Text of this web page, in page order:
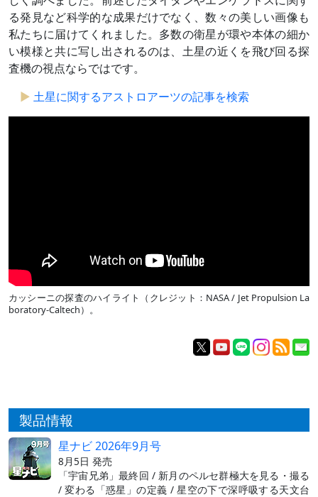
る発見など科学的な成果だけでなく、数々の美しい画像も
私たちに届けてくれました。多数の衛星が環や本体の細か
い模様と共に写し出されるのは、土星の近くを飛び回る探
査機の視点ならではです。
土星に関するアストロアーツの記事を検索
カッシーニの探査のハイライト（クレジット：NASA / Jet Propulsion La
boratory-Caltech）。
製品情報
星ナビ 2026年9月号
8月5日 発売
「宇宙兄弟」最終回 / 新月のペルセ群極大を見る・撮る
/ 変わる「惑星」の定義 / 星空の下で深呼吸する天文台